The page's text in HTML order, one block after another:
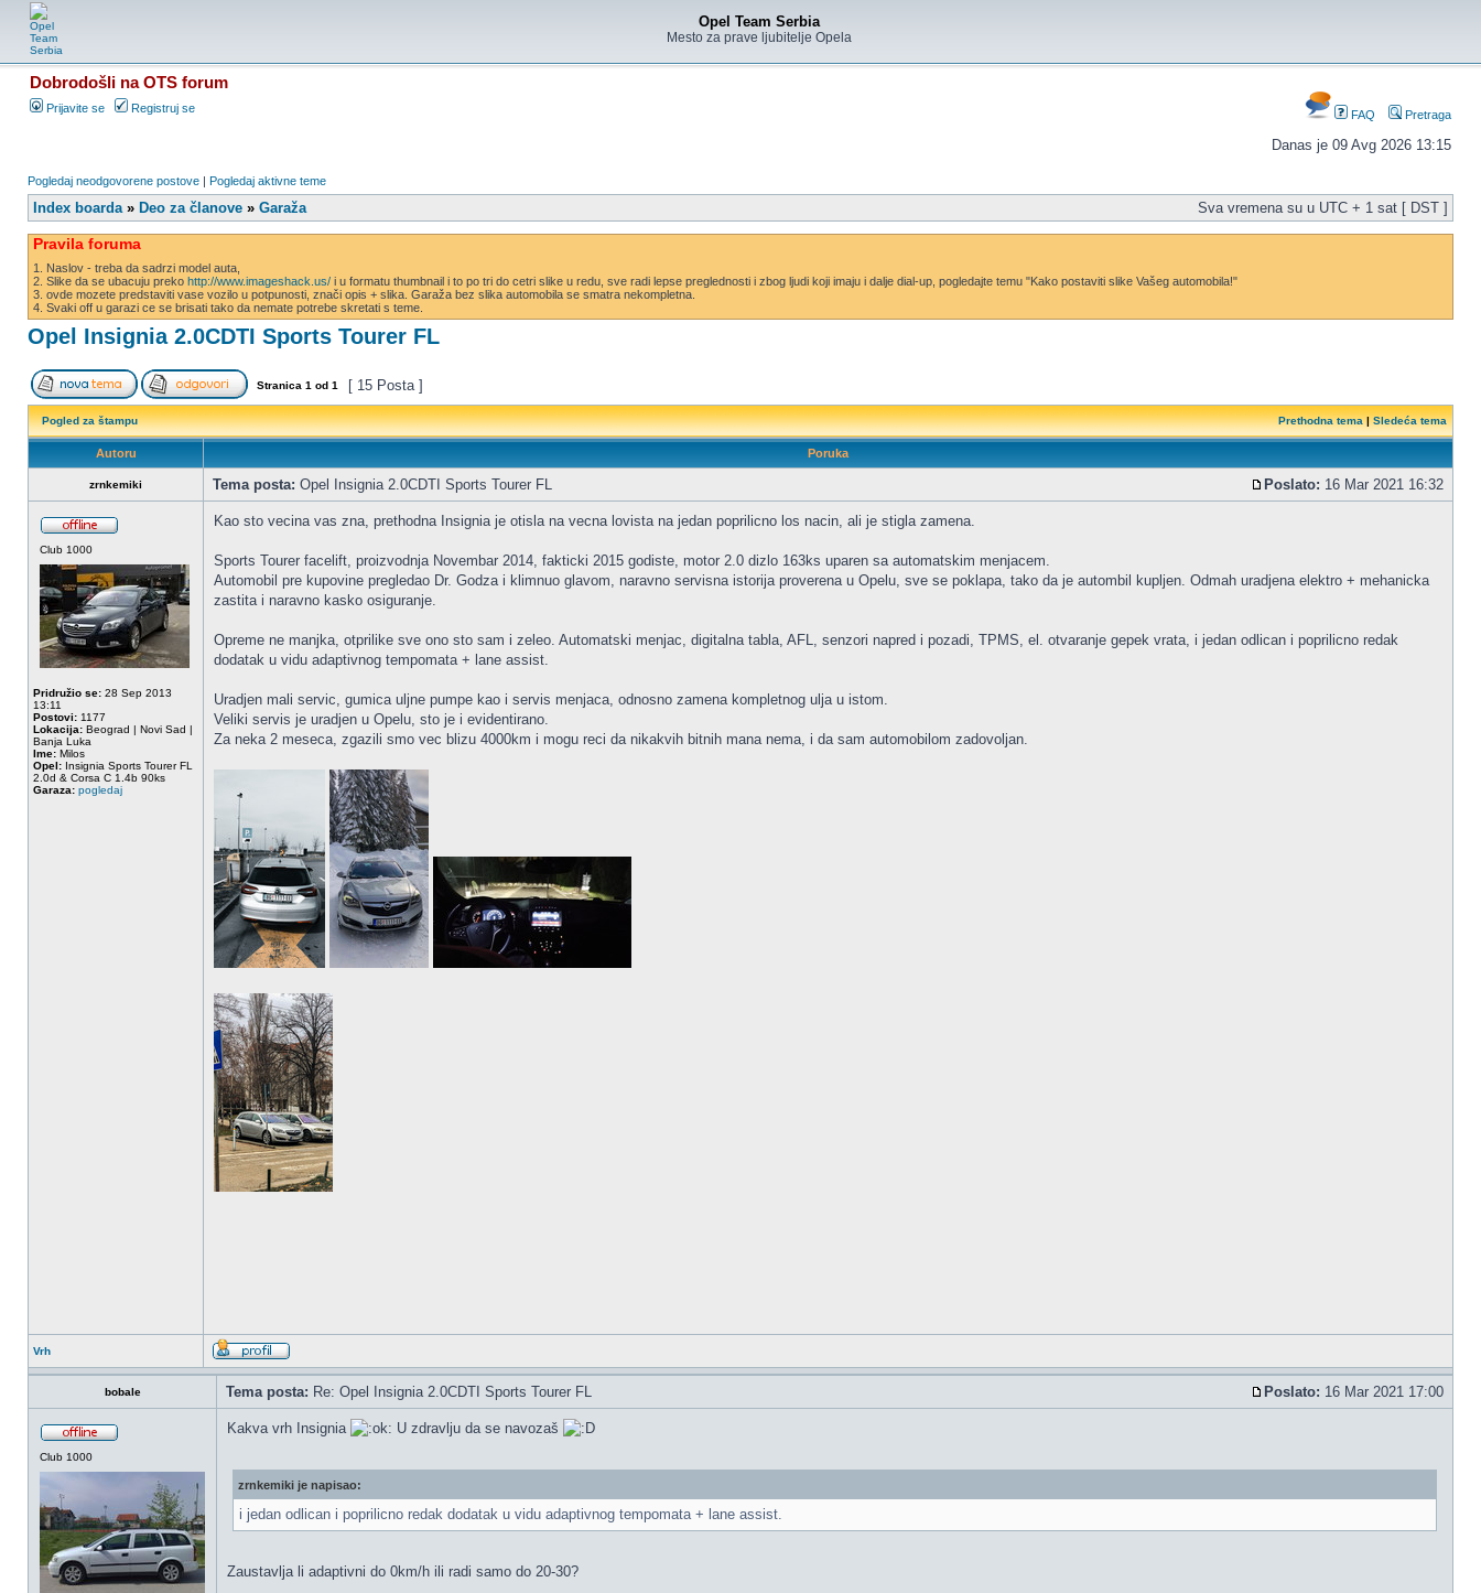
Opel Team Serbia
Mesto za prave ljubitelje Opela
Dobrodošli na OTS forum
Prijavite se Registruj se FAQ Pretraga
Danas je 09 Avg 2026 13:15
Pogledaj neodgovorene postove | Pogledaj aktivne teme
Index boarda» Deo za članove » Garaža Sva vremena su u UTC + 1 sat [ DST ]
Pravila foruma
1. Naslov - treba da sadrzi model auta,
2. Slike da se ubacuju preko http://www.imageshack.us/ i u formatu thumbnail i to po tri do cetri slike u redu, sve radi lepse preglednosti i zbog ljudi koji imaju i dalje dial-up, pogledajte temu "Kako postaviti slike Vašeg automobila!"
3. ovde mozete predstaviti vase vozilo u potpunosti, znači opis + slika. Garaža bez slika automobila se smatra nekompletna.
4. Svaki off u garazi ce se brisati tako da nemate potrebe skretati s teme.
Opel Insignia 2.0CDTI Sports Tourer FL
Stranica 1 od 1 [ 15 Posta ]
Pogled za štampu Prethodna tema|Sledeća tema
Autoru Poruka
zrnkemiki Tema posta: Opel Insignia 2.0CDTI Sports Tourer FL Poslato: 16 Mar 2021 16:32
Club 1000
Pridružio se: 28 Sep 2013
13:11
Postovi: 1177
Lokacija: Beograd | Novi Sad |
Banja Luka
Ime: Milos
Opel: Insignia Sports Tourer FL
2.0d & Corsa C 1.4b 90ks
Garaza: pogledaj
Kao sto vecina vas zna, prethodna Insignia je otisla na vecna lovista na jedan poprilicno los nacin, ali je stigla zamena.
Sports Tourer facelift, proizvodnja Novembar 2014, fakticki 2015 godiste, motor 2.0 dizlo 163ks uparen sa automatskim menjacem.
Automobil pre kupovine pregledao Dr. Godza i klimnuo glavom, naravno servisna istorija proverena u Opelu, sve se poklapa, tako da je autombil kupljen. Odmah uradjena elektro + mehanicka
zastita i naravno kasko osiguranje.
Opreme ne manjka, otprilike sve ono sto sam i zeleo. Automatski menjac, digitalna tabla, AFL, senzori napred i pozadi, TPMS, el. otvaranje gepek vrata, i jedan odlican i poprilicno redak
dodatak u vidu adaptivnog tempomata + lane assist.
Uradjen mali servic, gumica uljne pumpe kao i servis menjaca, odnosno zamena kompletnog ulja u istom.
Veliki servis je uradjen u Opelu, sto je i evidentirano.
Za neka 2 meseca, zgazili smo vec blizu 4000km i mogu reci da nikakvih bitnih mana nema, i da sam automobilom zadovoljan.
Vrh
bobale Tema posta: Re: Opel Insignia 2.0CDTI Sports Tourer FL Poslato: 16 Mar 2021 17:00
Club 1000
Kakva vrh Insignia U zdravlju da se navozaš
zrnkemiki je napisao:
i jedan odlican i poprilicno redak dodatak u vidu adaptivnog tempomata + lane assist.
Zaustavlja li adaptivni do 0km/h ili radi samo do 20-30?